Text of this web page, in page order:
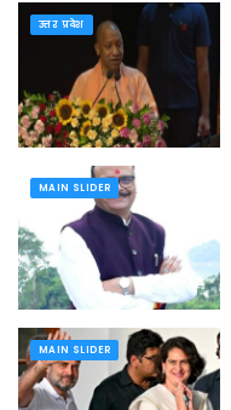
उत्तर प्रदेश
MAIN SLIDER
MAIN SLIDER